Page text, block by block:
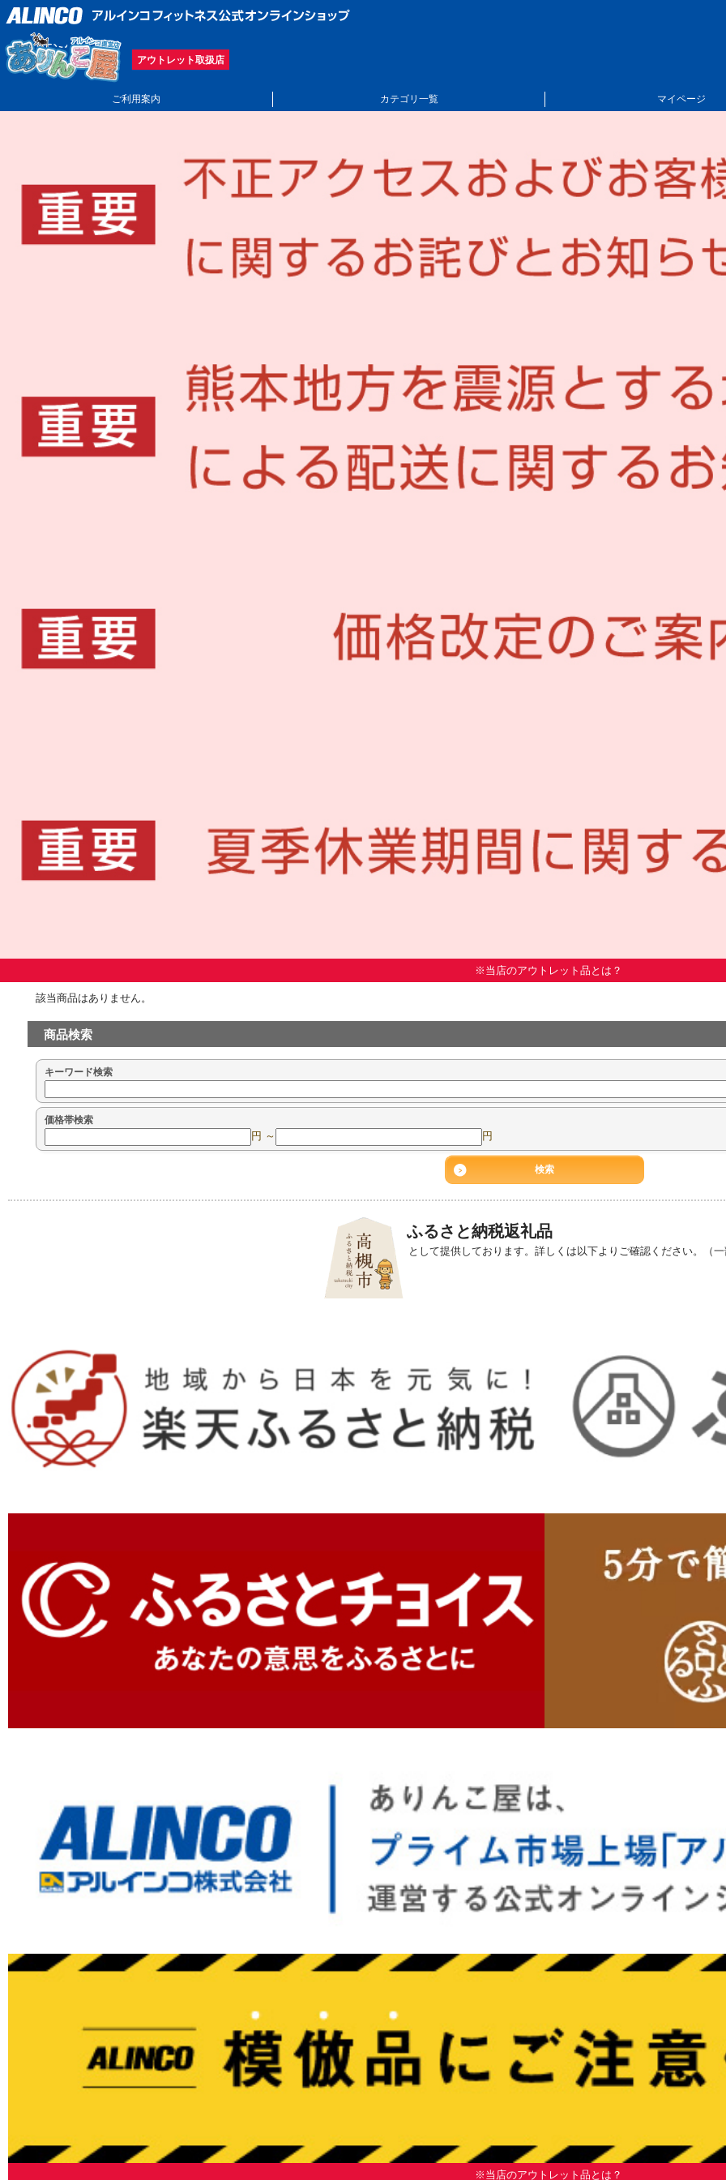
アウトレット取扱店
ご利用案内 カテゴリ一覧 マイページ
※当店のアウトレット品とは？
該当商品はありません。
商品検索
キーワード検索
価格帯検索
円 ～ 円
ふるさと納税返礼品
として提供しております。詳しくは以下よりご確認ください。（
※当店のアウトレット品とは？